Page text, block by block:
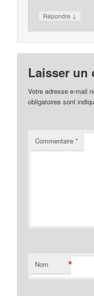
Répondre ↓
Laisser un
Votre adresse e-mail
obligatoires sont
Commentaire*
Nom *